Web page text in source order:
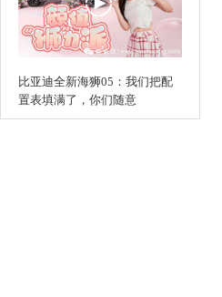
比亚迪全新海狮05：我们把配
置表填满了，你们随意